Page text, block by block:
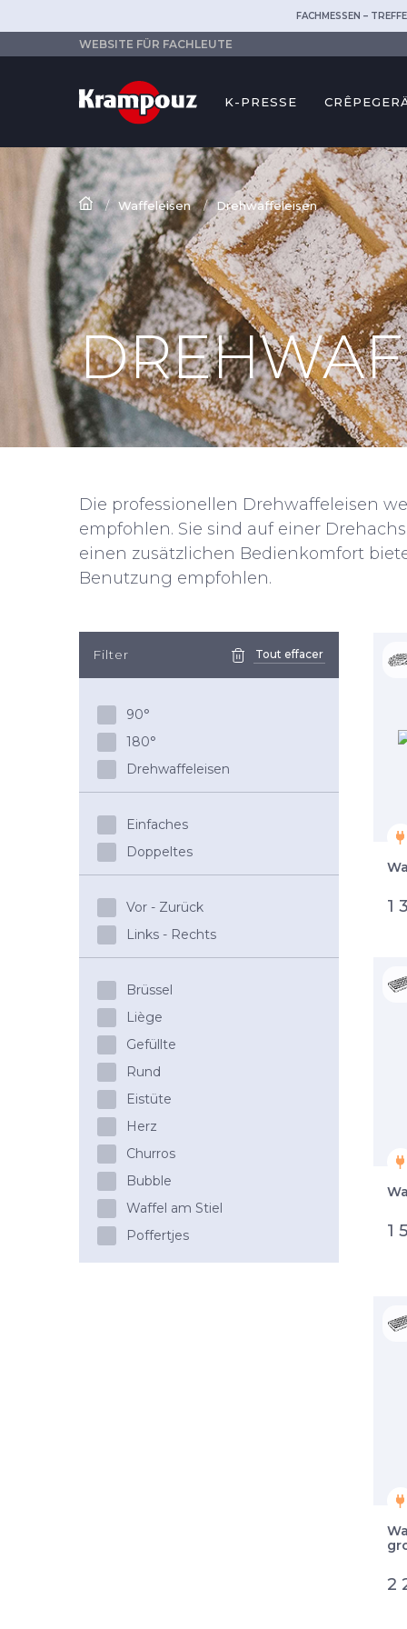
FACHMESSEN –
WEBSITE FÜR FACHLEUTE
K-PRESSE
Waffeleisen Drehwaffeleisen
Die professionellen Drehwaffeleisen
empfohlen. Sie sind auf einer
einen zusätzlichen Bedienkomfort
Benutzung empfohlen.
Filter Tout effacer
90°
180°
Drehwaffeleisen
Einfaches
Doppeltes
Vor - Zurück
Links - Rechts
Brüssel
Liège
Gefüllte
Rund
Eistüte
Herz
Churros
Bubble
Waffel am Stiel
Poffertjes
1
1
2